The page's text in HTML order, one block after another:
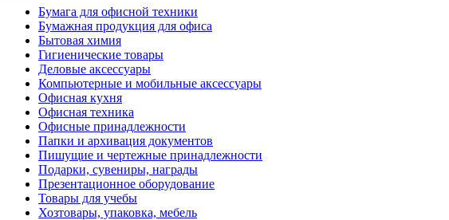
Бумага для офисной техники
Бумажная продукция для офиса
Бытовая химия
Гигиенические товары
Деловые аксессуары
Компьютерные и мобильные аксессуары
Офисная кухня
Офисная техника
Офисные принадлежности
Папки и архивация документов
Пишущие и чертежные принадлежности
Подарки, сувениры, награды
Презентационное оборудование
Товары для учебы
Хозтовары, упаковка, мебель